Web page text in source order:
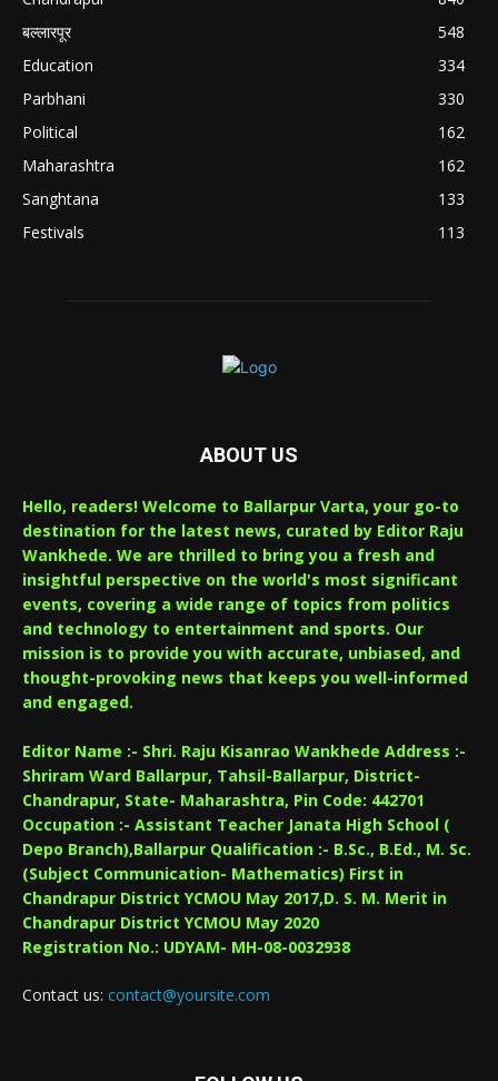
बल्लारपूर
548
Education
334
Parbhani
330
Political
162
Maharashtra
162
Sanghtana
133
Festivals
113
ABOUT US
Hello, readers! Welcome to Ballarpur Varta, your go-to
destination for the latest news, curated by Editor Raju
Wankhede. We are thrilled to bring you a fresh and
insightful perspective on the world's most significant
events, covering a wide range of topics from politics
and technology to entertainment and sports. Our
mission is to provide you with accurate, unbiased, and
thought-provoking news that keeps you well-informed
and engaged.
Editor Name :- Shri. Raju Kisanrao Wankhede Address :-
Shriram Ward Ballarpur, Tahsil-Ballarpur, District-
Chandrapur, State- Maharashtra, Pin Code: 442701
Occupation :- Assistant Teacher Janata High School (
Depo Branch),Ballarpur Qualification :- B.Sc., B.Ed., M. Sc.
(Subject Communication- Mathematics) First in
Chandrapur District YCMOU May 2017,D. S. M. Merit in
Chandrapur District YCMOU May 2020
Registration No.: UDYAM- MH-08-0032938
Contact us: contact@yoursite.com